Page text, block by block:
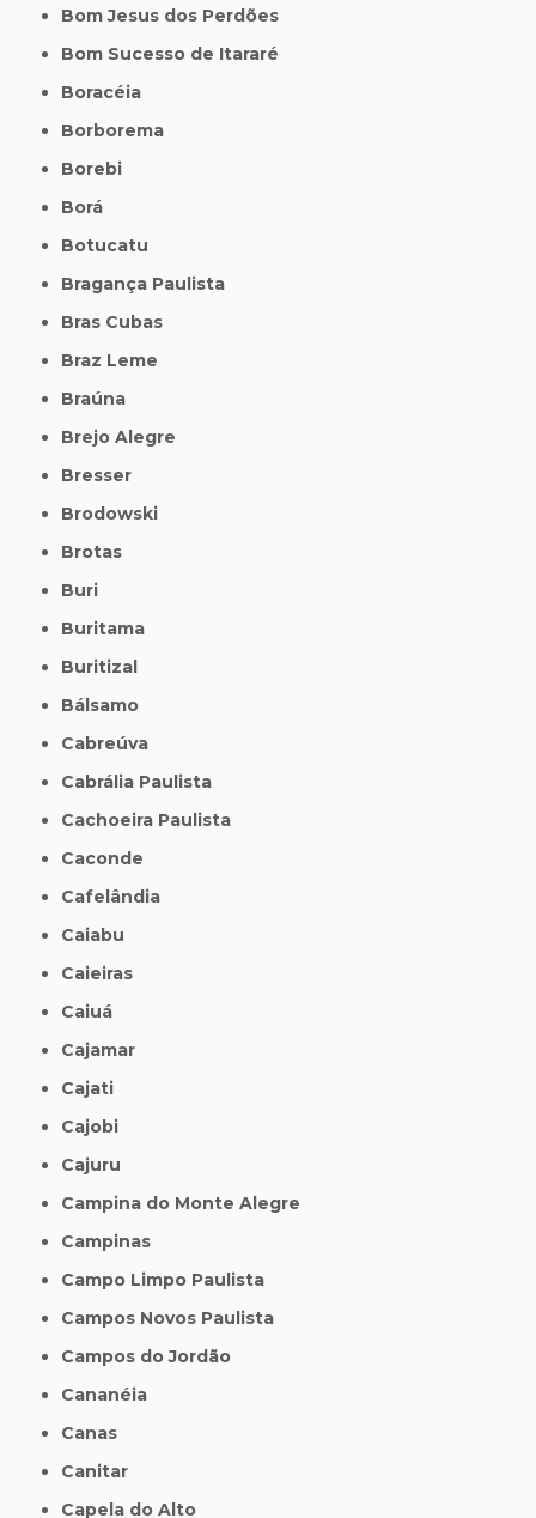
Bom Jesus dos Perdões
Bom Sucesso de Itararé
Boracéia
Borborema
Borebi
Borá
Botucatu
Bragança Paulista
Bras Cubas
Braz Leme
Braúna
Brejo Alegre
Bresser
Brodowski
Brotas
Buri
Buritama
Buritizal
Bálsamo
Cabreúva
Cabrália Paulista
Cachoeira Paulista
Caconde
Cafelândia
Caiabu
Caieiras
Caiuá
Cajamar
Cajati
Cajobi
Cajuru
Campina do Monte Alegre
Campinas
Campo Limpo Paulista
Campos Novos Paulista
Campos do Jordão
Cananéia
Canas
Canitar
Capela do Alto